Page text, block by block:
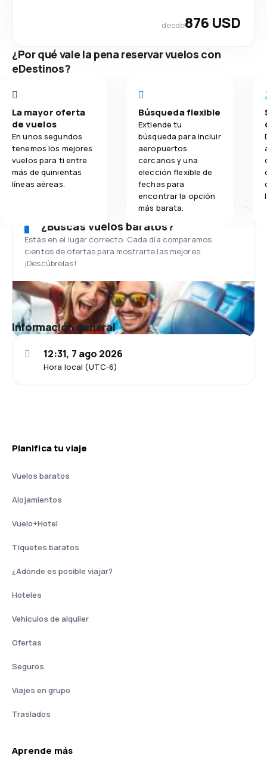
desde876 USD
¿Por qué vale la pena reservar vuelos con
eDestinos?
La mayor oferta
de vuelos
En unos segundos
tenemos los mejores
vuelos para ti entre
más de quinientas
líneas aéreas.
Búsqueda flexible
Extiende tu
búsqueda para incluir
aeropuertos
cercanos y una
elección flexible de
fechas para
encontrar la opción
más barata.
¿Buscas vuelos baratos?
Estás en el lugar correcto. Cada día comparamos
cientos de ofertas para mostrarte las mejores.
¡Descúbrelas!
Información general
Hora local (UTC-6)
12:31, 7 ago 2026
Planifica tu viaje
Vuelos baratos
Alojamientos
Vuelo+Hotel
Tiquetes baratos
¿Adónde es posible viajar?
Hoteles
Vehículos de alquiler
Ofertas
Seguros
Viajes en grupo
Traslados
Aprende más